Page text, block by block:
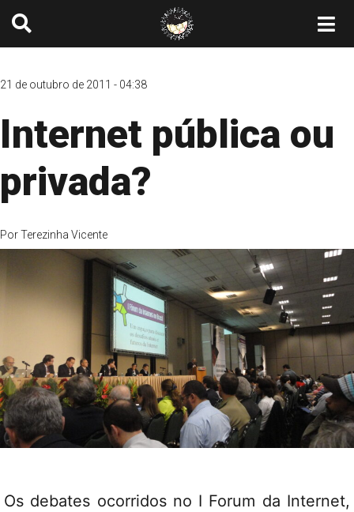
21 de outubro de 2011 - 04:38
Internet pública ou
privada?
PorTerezinha Vicente
Os debates ocorridos no I Forum da Internet,